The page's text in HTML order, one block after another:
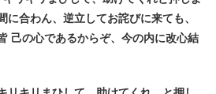
に合わん、逆立してお詫びに来ても、
己の心であるからぞ、今の内に改心結